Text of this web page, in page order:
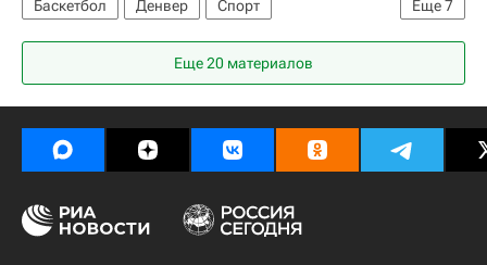
Еще7
Баскетбол Денвер
Спорт
Никола Йокич
Кавай Леонард
Лос-Анджелес Клипперс
Денвер Наггетс
Голден Стэйт Уорриорз
Кубок Гагарина
Еще 20 материалов